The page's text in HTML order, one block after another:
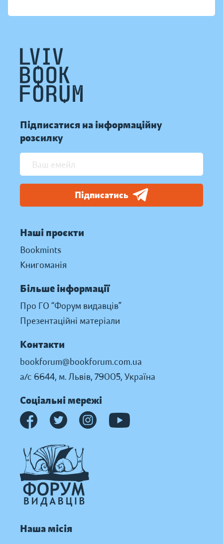
Підписатися на інформаційну
розсилку
Підписатись
Наші проєкти
Bookmints
Книгоманія
Більше інформації
Про ГО “Форум видавців”
Презентаційні матеріали
Контакти
bookforum@bookforum.com.ua
а/с 6644, м. Львів, 79005, Україна
Соціальні мережі
Наша місія